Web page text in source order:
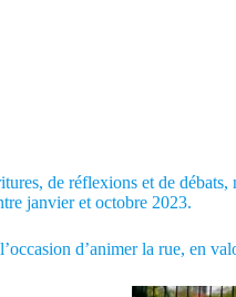
de réflexions et de
janvier et octobre 2023.
d’animer la rue, en